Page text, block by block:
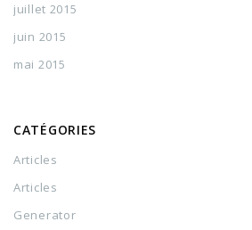
juillet 2015
juin 2015
mai 2015
CATÉGORIES
Articles
Articles
Generator